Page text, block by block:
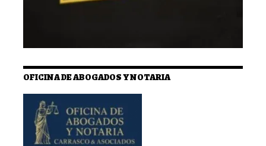
OFICINA DE ABOGADOS Y NOTARIA